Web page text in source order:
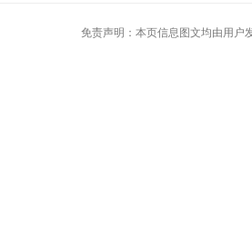
免责声明：本页信息图文均由用户